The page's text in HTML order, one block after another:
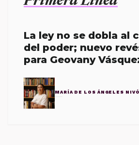
La ley no se dobla al
del poder; nuevo
para Geovany
MARÍA DE LOS ÁNGELES